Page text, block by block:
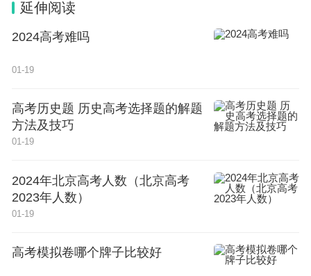
延伸阅读
2024高考难吗
01-19
高考历史题 历史高考选择题的解题
方法及技巧
01-19
2024年北京高考人数（北京高考
2023年人数）
01-19
高考模拟卷哪个牌子比较好